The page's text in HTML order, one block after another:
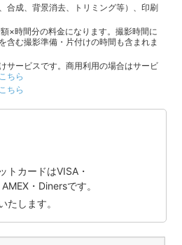
合成、背景消去、トリミング等）、印刷
×時間分の料金になります。撮影時間に
含む撮影準備・片付けの時間も含まれま
サービスです。商用利用の場合はサービ
ちら
こちら
トカードはVISA・
・Dinersです。
たします。